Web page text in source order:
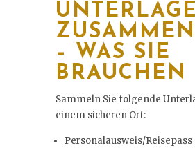
– WAS SIE
BRAUCHEN
Sammeln Sie folgende
einem sicheren Ort:
Personalausweis/Reisepass